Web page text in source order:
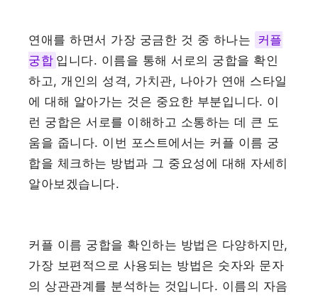
연애를 하면서 가장 궁금한 것 중 하나는 커플
궁합 입니다. 이름을 통해 서로의 궁합을 확인
하고, 개인의 성격, 가치관, 나아가 연애 스타일
에 대해 알아가는 것은 중요한 부분입니다. 이
런 궁합은 서로를 이해하고 소통하는 데 큰 도
움을 줍니다. 이번 포스트에서는 커플 이름 궁
합을 체크하는 방법과 그 중요성에 대해 자세히
알아보겠습니다.
커플 이름 궁합을 확인하는 방법은 다양하지만,
가장 보편적으로 사용되는 방법은 숫자와 문자
의 상관관계를 분석하는 것입니다. 이름의 자음